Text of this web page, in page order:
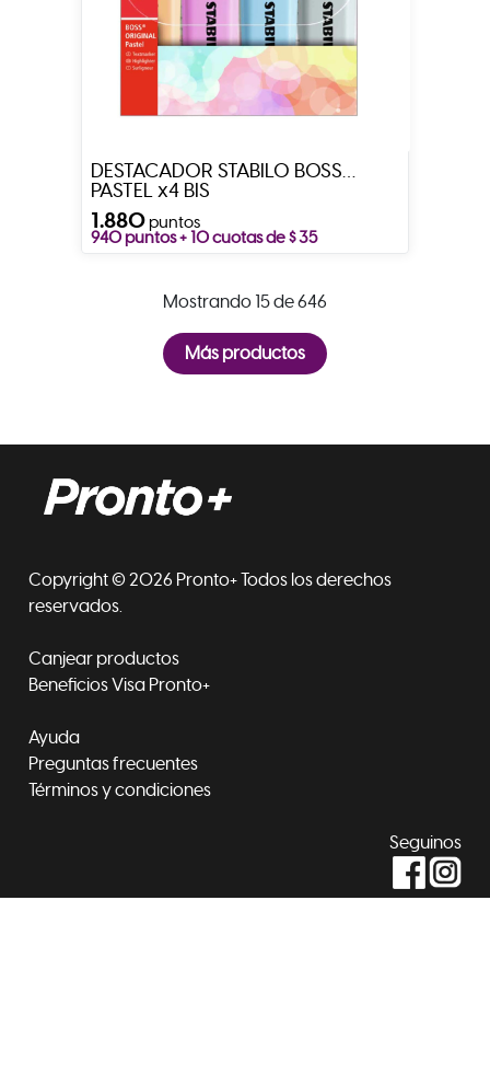
DESTACADOR STABILO BOSS
PASTEL x4 BIS
1.880puntos
940 puntos + 10 cuotas de $ 35
Mostrando 15 de 646
Copyright © 2026 Pronto+ Todos los derechos
reservados.
Canjear productos
Beneficios Visa Pronto+
Ayuda
Preguntas frecuentes
Términos y condiciones
Seguinos